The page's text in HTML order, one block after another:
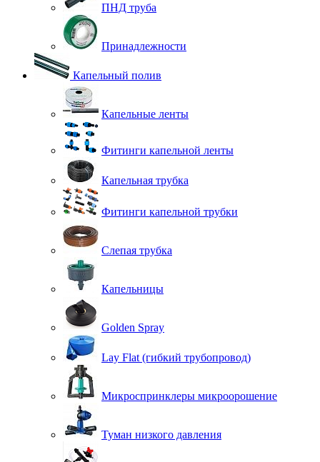
ПНД труба
Принадлежности
Капельный полив
Капельные ленты
Фитинги капельной ленты
Капельная трубка
Фитинги капельной трубки
Слепая трубка
Капельницы
Golden Spray
Lay Flat (гибкий трубопровод)
Микроспринклеры микроорошение
Туман низкого давления